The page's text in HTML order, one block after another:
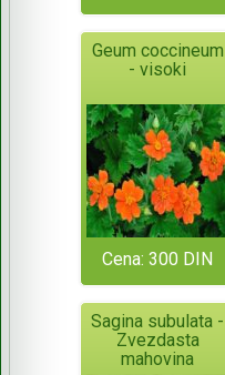
Geum coccineum
- visoki
Cena: 300 DIN
Sagina subulata -
Zvezdasta
mahovina